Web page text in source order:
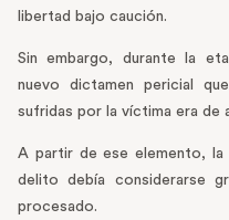
libertad bajo caución.
Sin embargo, durante la
nuevo dictamen pericial
sufridas por la víctima era de
A partir de ese elemento, la
delito debía considerarse
procesado.